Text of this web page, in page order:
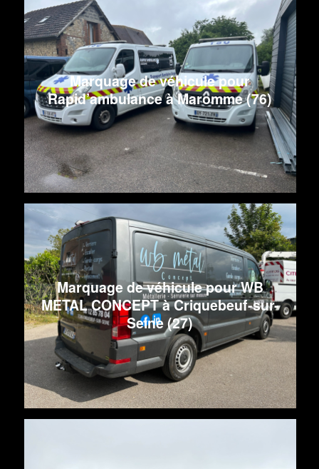
Marquage de véhicule pour
Rapid’ambulance à Maromme (76)
Marquage de véhicule pour WB
METAL CONCEPT à Criquebeuf-sur-
Seine (27)